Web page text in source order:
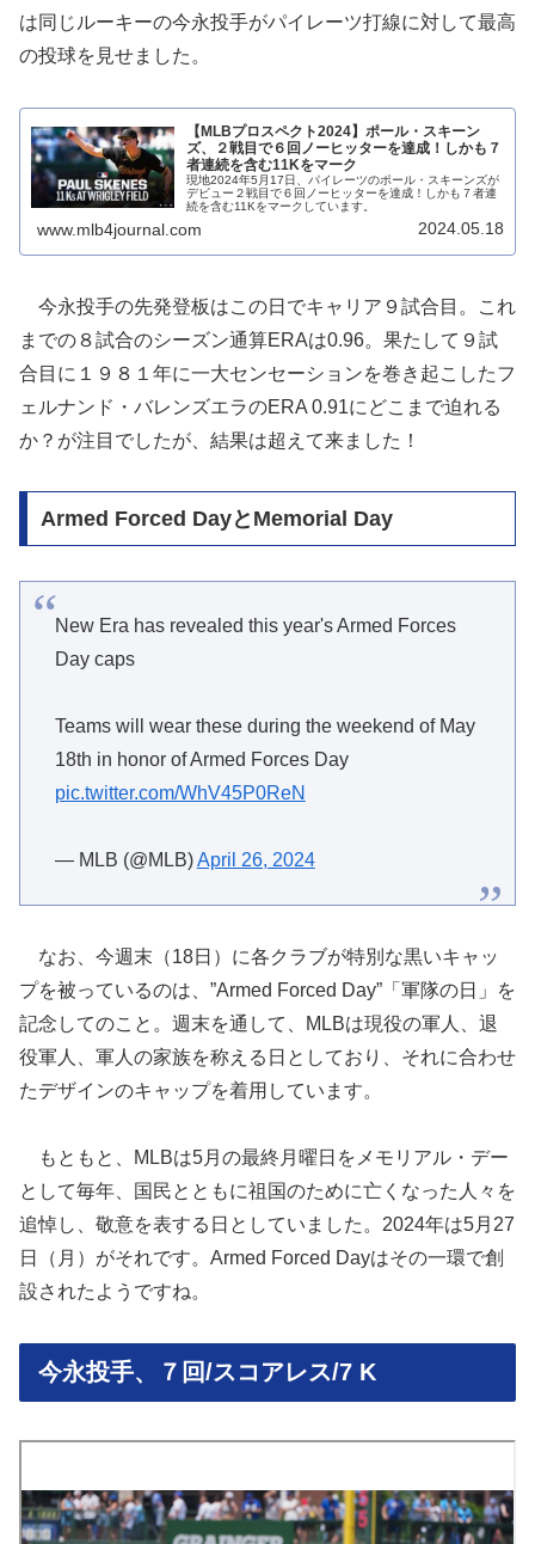
は同じルーキーの今永投手がパイレーツ打線に対して最高
の投球を見せました。
【MLBプロスペクト2024】ポール・スキーン
ズ、２戦目で６回ノーヒッターを達成！しかも７
者連続を含む11Kをマーク
現地2024年5月17日、パイレーツのポール・スキーンズが
デビュー２戦目で６回ノーヒッターを達成！しかも７者連
続を含む11Kをマークしています。
www.mlb4journal.com 2024.05.18
今永投手の先発登板はこの日でキャリア９試合目。これ
までの８試合のシーズン通算ERAは0.96。果たして９試
合目に１９８１年に一大センセーションを巻き起こしたフ
ェルナンド・バレンズエラのERA 0.91にどこまで迫れる
か？が注目でしたが、結果は超えて来ました！
Armed Forced DayとMemorial Day
New Era has revealed this year's Armed Forces
Day caps
Teams will wear these during the weekend of May
18th in honor of Armed Forces Day
pic.twitter.com/WhV45P0ReN
— MLB (@MLB)April 26, 2024
なお、今週末（18日）に各クラブが特別な黒いキャッ
プを被っているのは、”Armed Forced Day”「軍隊の日」を
記念してのこと。週末を通して、MLBは現役の軍人、退
役軍人、軍人の家族を称える日としており、それに合わせ
たデザインのキャップを着用しています。
もともと、MLBは5月の最終月曜日をメモリアル・デー
として毎年、国民とともに祖国のために亡くなった人々を
追悼し、敬意を表する日としていました。2024年は5月27
日（月）がそれです。Armed Forced Dayはその一環で創
設されたようですね。
今永投手、７回/スコアレス/7 K